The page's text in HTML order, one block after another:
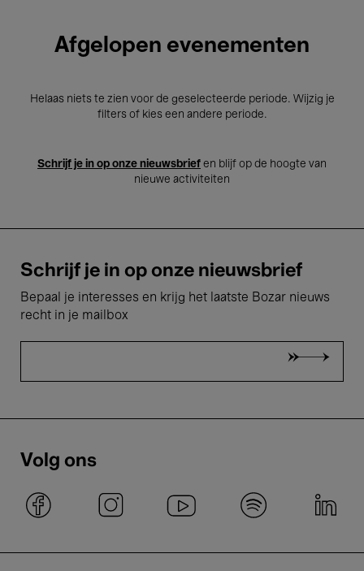
Afgelopen evenementen
Helaas niets te zien voor de geselecteerde periode. Wijzig je
filters of kies een andere periode.
Schrijf je in op onze nieuwsbrief en blijf op de hoogte van
nieuwe activiteiten
Schrijf je in op onze nieuwsbrief
Bepaal je interesses en krijg het laatste Bozar nieuws
recht in je mailbox
Volg ons